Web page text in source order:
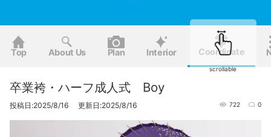
Top About Us Plan Interior Coordinate
卒業袴・ハーフ成人式 Boy
投稿日:2025/8/16 更新日:2025/8/16 722 0